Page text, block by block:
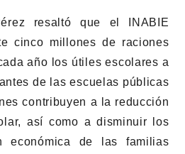
resaltó que el INABIE
cinco millones de raciones
año los útiles escolares a
de las escuelas públicas
contribuyen a la reducción
así como a disminuir los
económica de las familias